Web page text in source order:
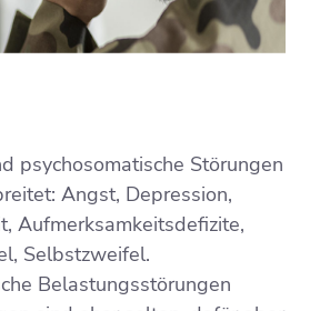
psychosomatische Störungen
Angst, Depression,
Aufmerksamkeitsdefizite,
Selbstzweifel.
Belastungsstörungen